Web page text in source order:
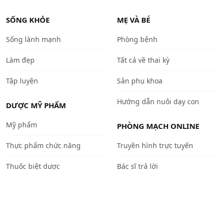
SỐNG KHỎE
Sống lành mạnh
Làm đẹp
Tập luyện
DƯỢC MỸ PHẨM
Mỹ phẩm
Thực phẩm chức năng
Thuốc biệt dược
MẸ VÀ BÉ
Phòng bệnh
Tất cả về thai kỳ
Sản phụ khoa
Hướng dẫn nuôi dạy con
PHÒNG MẠCH ONLINE
Truyền hình trực tuyến
Bác sĩ trả lời